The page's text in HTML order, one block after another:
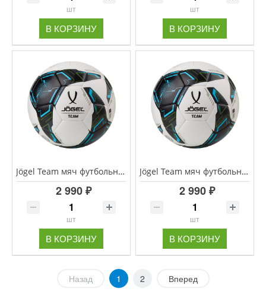
шт
В КОРЗИНУ
шт
В КОРЗИНУ
Jögel Team мяч футбольный белый размер 4
2 990 ₽
шт
В КОРЗИНУ
Jögel Team мяч футбольный белый размер 5
2 990 ₽
шт
В КОРЗИНУ
Назад 1 2 Вперед